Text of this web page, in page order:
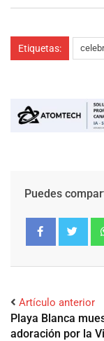
Etiquetas:
Puedes
Artículo anterior
Playa Blanca
adoración por la